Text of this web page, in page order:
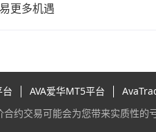
更多机遇
台 AVA爱华MT5平台
合约交易可能会为您带来实质性的